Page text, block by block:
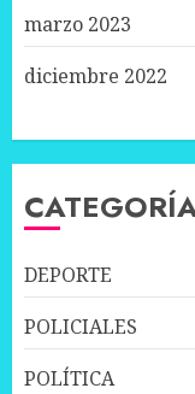
marzo 2023
diciembre 2022
DEPORTE
POLICIALES
POLÍTICA